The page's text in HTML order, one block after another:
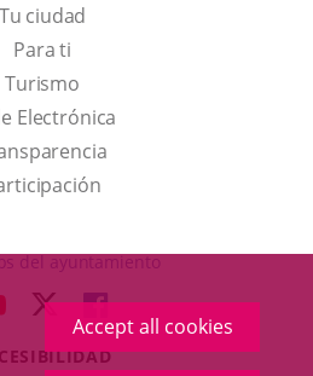
Accept all cookies
Tu ciudad
Para ti
TurismoThis
link
will
open
a
up
window.
Electrónica
del ayuntamiento
LINK
EXTERNAL
LINK
TO
EXTERNAL
LINK
TO
EXTERNAL